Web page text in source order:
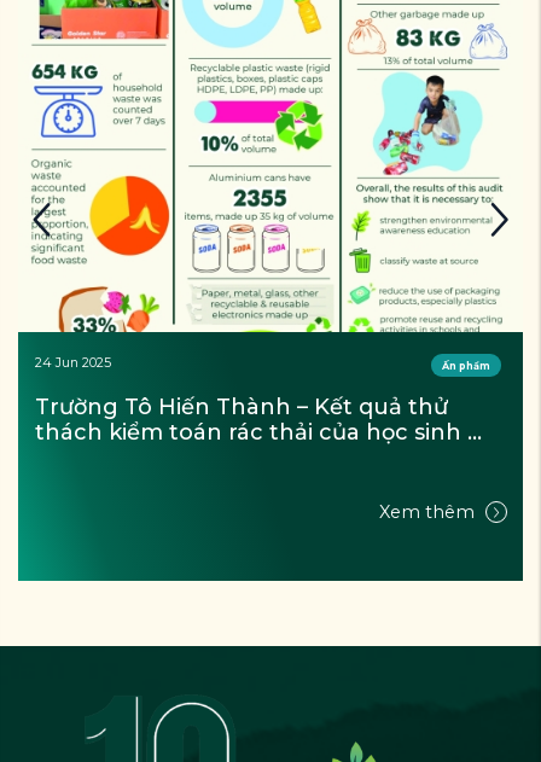
24 Jun 2025 Ấn phẩm
Trường Tô Hiến Thành – Kết quả thử
thách kiểm toán rác thải của học sinh
Xem thêm